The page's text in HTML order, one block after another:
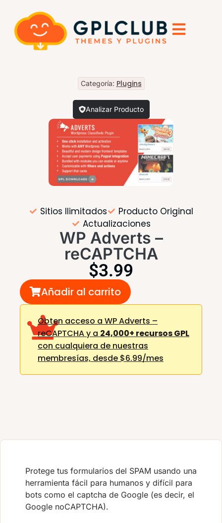
Categoría: Plugins
Analizar Producto
Sitios Ilimitados
Producto Original
Actualizaciones
WP Adverts –
reCAPTCHA
$3.99
Añadir al carrito
Obten acceso a WP Adverts –
reCAPTCHA y a 24,000+ recursos GPL
con cualquiera de nuestras
membresías, desde $6.99/mes
Protege tus formularios del SPAM usando una
herramienta fácil para humanos y difícil para
bots como el captcha de Google (es decir, el
Google noCAPTCHA).